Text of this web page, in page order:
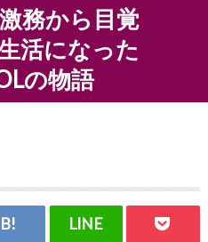
務から目覚
活になった
の物語